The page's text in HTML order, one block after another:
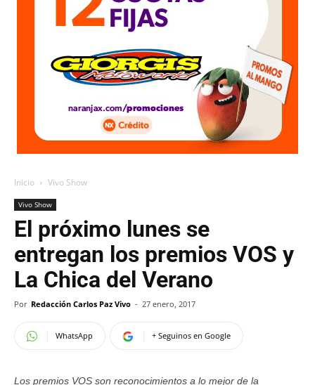
Inicio Vivo Show
Vivo Show
El próximo lunes se
entregan los premios VOS y
La Chica del Verano
Por Redacción Carlos Paz Vivo - 27 enero, 2017
WhatsApp + Seguinos en Google
Los premios VOS son reconocimientos a lo mejor de la